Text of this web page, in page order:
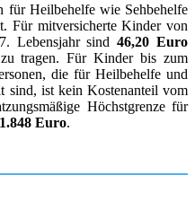
für Heilbehelfe wie Sehbehelfe
Für mitversicherte Kinder von
Lebensjahr sind46,20 Euro
tragen. Für Kinder bis zum
die für Heilbehelfe und
sind, ist kein Kostenanteil vom
Höchstgrenze für
1.848 Euro.